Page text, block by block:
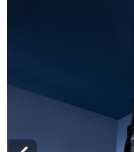
Най-добрите
намерени по
дизайните, на които
по-хубава новина е, че
съучастник в това
обувките толкова,
Deichmann, разбира се!